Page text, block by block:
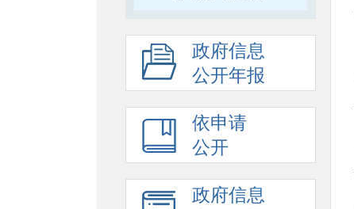
政府信息
公开年报
依申请
公开
政府信息